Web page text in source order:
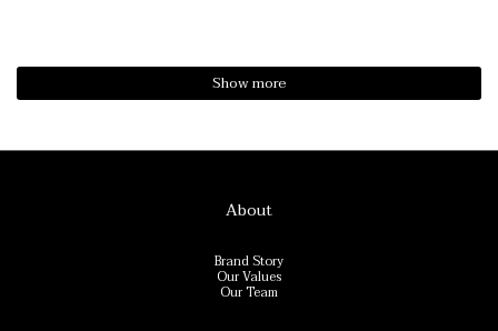
Show more
About
Brand Story
Our Values
Our Team